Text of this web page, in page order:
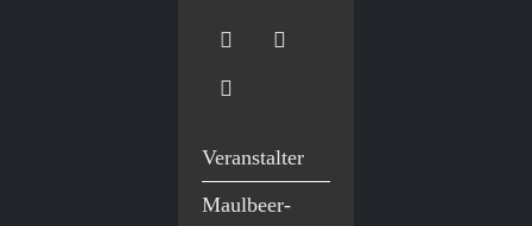
Veranstalter
Maulbeer-